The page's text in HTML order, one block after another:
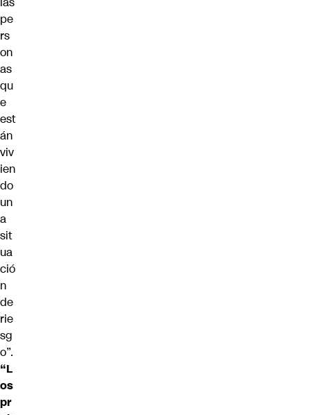
pe
rs
on
as
qu
e
est
án
viv
ien
do
un
a
sit
ua
ció
n
de
rie
sg
o”.
“L
os
pr